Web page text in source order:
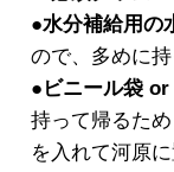
●水分補給用の
ので、多めに
●ビニール袋
持って帰るた
を入れて河原